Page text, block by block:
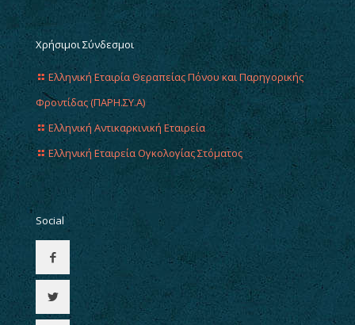
Χρήσιμοι Σύνδεσμοι
Ελληνική Εταιρία Θεραπείας Πόνου και Παρηγορικής
Φροντίδας (ΠΑΡΗ.ΣΥ.Α)
Ελληνική Αντικαρκινική Εταιρεία
Ελληνική Εταιρεία Ογκολογίας Στόματος
Social